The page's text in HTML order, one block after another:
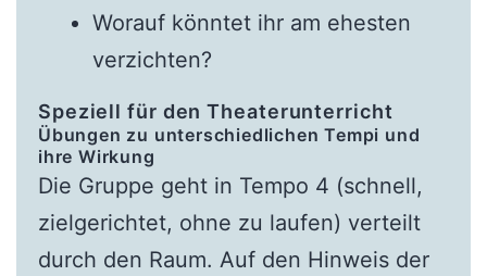
Worauf könntet ihr am ehesten
verzichten?
Speziell für den Theaterunterricht
Übungen zu unterschiedlichen Tempi und
ihre Wirkung
Die Gruppe geht in Tempo 4 (schnell,
zielgerichtet, ohne zu laufen) verteilt
durch den Raum. Auf den Hinweis der